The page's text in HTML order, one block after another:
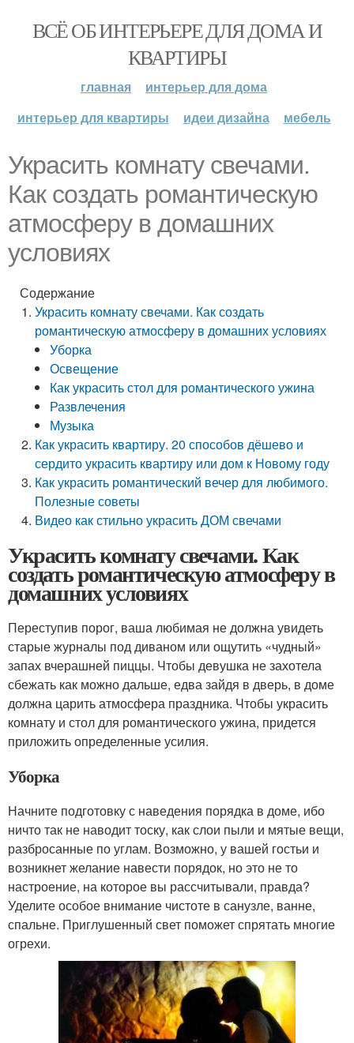
ВСЁ ОБ ИНТЕРЬЕРЕ ДЛЯ ДОМА И
КВАРТИРЫ
главная
интерьер для дома
интерьер для квартиры
идеи дизайна мебель
Украсить комнату свечами.
Как создать романтическую
атмосферу в домашних
условиях
Содержание
Украсить комнату свечами. Как создать
романтическую атмосферу в домашних условиях
Уборка
Освещение
Как украсить стол для романтического ужина
Развлечения
Музыка
Как украсить квартиру. 20 способов дёшево и
сердито украсить квартиру или дом к Новому году
Как украсить романтический вечер для любимого.
Полезные советы
Видео как стильно украсить ДОМ свечами
Украсить комнату свечами. Как
создать романтическую атмосферу в
домашних условиях
Переступив порог, ваша любимая не должна увидеть
старые журналы под диваном или ощутить «чудный»
запах вчерашней пиццы. Чтобы девушка не захотела
сбежать как можно дальше, едва зайдя в дверь, в доме
должна царить атмосфера праздника. Чтобы украсить
комнату и стол для романтического ужина, придется
приложить определенные усилия.
Уборка
Начните подготовку с наведения порядка в доме, ибо
ничто так не наводит тоску, как слои пыли и мятые вещи,
разбросанные по углам. Возможно, у вашей гостьи и
возникнет желание навести порядок, но это не то
настроение, на которое вы рассчитывали, правда?
Уделите особое внимание чистоте в санузле, ванне,
спальне. Приглушенный свет поможет спрятать многие
огрехи.